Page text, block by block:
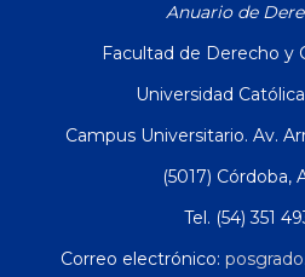
Anuario de
Facultad de Derecho y
Universidad
Campus Universitario. Av.
(5017) Córdoba,
Tel. (54) 351
Correo electrónico: